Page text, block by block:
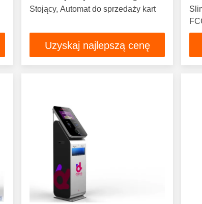
Stojący, Automat do sprzedaży kart
Uzyskaj najlepszą cenę